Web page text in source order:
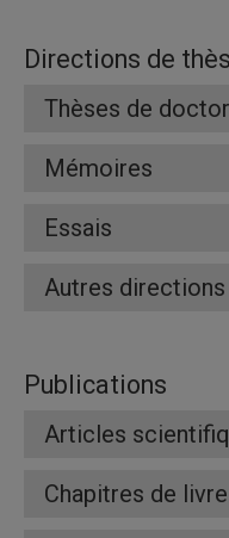
Directions de
Thèses de
Mémoires
Essais
Autres
Publications
Articles
Chapitres de livre